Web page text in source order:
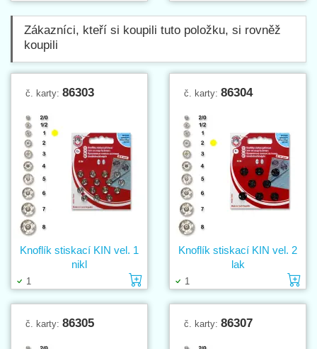
Zákazníci, kteří si koupili tuto položku, si rovněž
koupili
č. karty: 86303
1 Vložit do košíku
Knoflík stiskací KIN vel. 1
nikl
č. karty: 86304
1
Knoflík stiskací KIN vel. 2
lak
č. karty: 86305 č. karty: 86307